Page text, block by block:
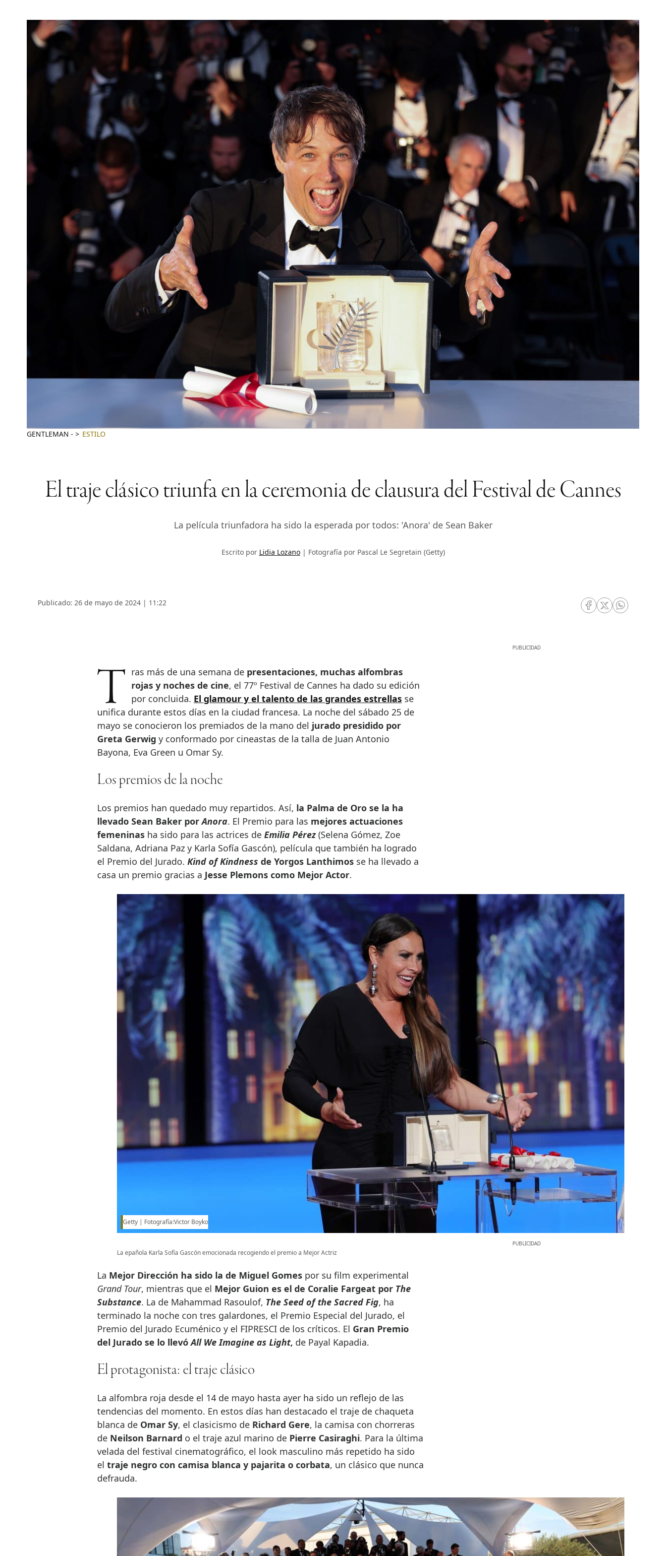
GENTLEMAN - ESTILO
El traje clásico triunfa en la ceremonia de clausura del Festival de Cannes
La película triunfadora ha sido la esperada por todos: 'Anora' de Sean Baker
Escrito por Lidia Lozano Fotografía por Pascal Le Segretain (Getty)
Publicado: 26 de mayo de 2024 | 11:22
RRSS Facebook
RRSS Twitter
RRSS
Tras más de una semana de presentaciones, muchas alfombras
rojas y noches de cine, el 77º Festival de Cannes ha dado su edición
por concluida. El glamour y el talento de las grandes estrellasse
unifica durante estos días en la ciudad francesa. La noche del sábado 25 de
mayo se conocieron los premiados de la mano del jurado presidido por
Greta Gerwig y conformado por cineastas de la talla de Juan Antonio
Bayona, Eva Green u Omar Sy.
Los premios de la noche
Los premios han quedado muy repartidos. Así, la Palma de Oro se la ha
llevado Sean Baker porAnora. El Premio para las mejores actuaciones
femeninasha sido para las actrices de Emilia Pérez(Selena Gómez, Zoe
Saldana, Adriana Paz y Karla Sofía Gascón), película que también ha logrado
el Premio del Jurado. Kind of Kindness de Yorgos Lanthimos se ha llevado a
casa un premio gracias a Jesse Plemons como Mejor Actor.
Getty Fotografía:Victor Boyko
La epañola Karla Sofía Gascón emocionada recogiendo el premio a Mejor Actriz
La Mejor Dirección ha sido la de Miguel Gomespor su film experimental
Grand Tour, mientras que el Mejor Guion es el de Coralie Fargeat por The
Substance. La de Mahammad Rasoulof, The Seed of the Sacred Fig, ha
terminado la noche con tres galardones, el Premio Especial del Jurado, el
Premio del Jurado Ecuménico y el FIPRESCI de los críticos. El Gran Premio
del Jurado se lo llevóAll We Imagine as Light, de Payal Kapadia.
El protagonista: el traje clásico
La alfombra roja desde el 14 de mayo hasta ayer ha sido un reflejo de las
tendencias del momento. En estos días han destacado el traje de chaqueta
blanca de Omar Sy, el clasicismo de Richard Gere, la camisa con chorreras
de Neilson Barnard o el traje azul marino de Pierre Casiraghi. Para la última
velada del festival cinematográfico, el look masculino más repetido ha sido
el traje negro con camisa blanca y pajarita o corbata, un clásico que nunca
defrauda.